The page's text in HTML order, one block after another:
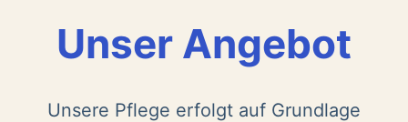
Unser Angebot
Unsere Pflege erfolgt auf Grundlage